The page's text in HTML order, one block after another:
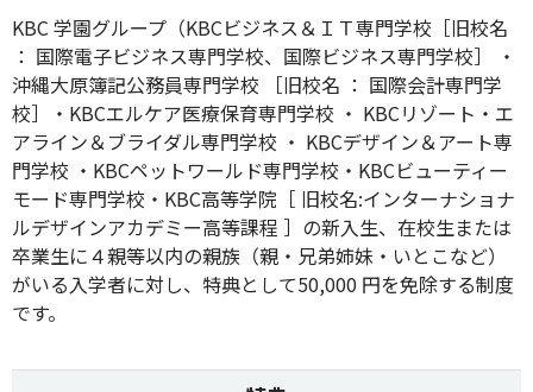
KBC 学園グループ（KBCビジネス＆ＩＴ専門学校［旧校名
： 国際電子ビジネス専門学校、国際ビジネス専門学校］ ・
沖縄大原簿記公務員専門学校 ［旧校名 ： 国際会計専門学
校］・KBCエルケア医療保育専門学校 ・ KBCリゾート・エ
アライン＆ブライダル専門学校 ・ KBCデザイン＆アート専
門学校 ・KBCペットワールド専門学校・KBCビューティー
モード専門学校・KBC高等学院［ 旧校名:インターナショナ
ルデザインアカデミー高等課程 ］の新入生、在校生または
卒業生に４親等以内の親族（親・兄弟姉妹・いとこなど）
がいる入学者に対し、特典として50,000 円を免除する制度
です。